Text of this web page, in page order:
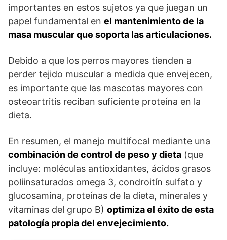
importantes en estos sujetos ya que juegan un
papel fundamental en el mantenimiento de la
masa muscular que soporta las articulaciones.
Debido a que los perros mayores tienden a
perder tejido muscular a medida que envejecen,
es importante que las mascotas mayores con
osteoartritis reciban suficiente proteína en la
dieta.
En resumen, el manejo multifocal mediante una
combinación de control de peso y dieta (que
incluye: moléculas antioxidantes, ácidos grasos
poliinsaturados omega 3, condroitín sulfato y
glucosamina, proteínas de la dieta, minerales y
vitaminas del grupo B) optimiza el éxito de esta
patología propia del envejecimiento.